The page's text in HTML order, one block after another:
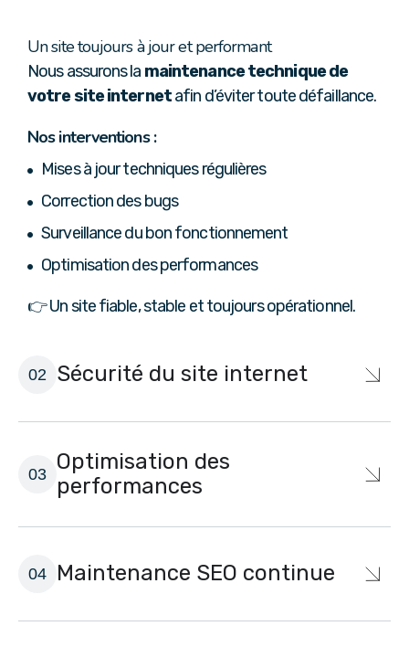
Un site toujours à jour et performant
Nous assurons la maintenance technique de
votre site internetafin d’éviter toute défaillance.
Nos interventions :
Mises à jour techniques régulières
Correction des bugs
Surveillance du bon fonctionnement
Optimisation des performances
👉 Un site fiable, stable et toujours opérationnel.
Sécurité du site internet
Optimisation des
performances
Maintenance SEO continue